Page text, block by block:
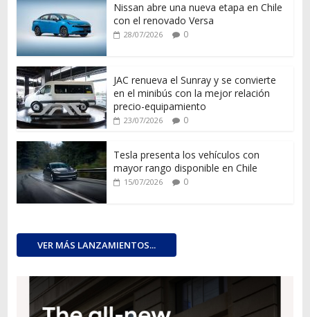
Nissan abre una nueva etapa en Chile
con el renovado Versa
28/07/2026 0
JAC renueva el Sunray y se convierte
en el minibús con la mejor relación
precio-equipamiento
23/07/2026 0
Tesla presenta los vehículos con
mayor rango disponible en Chile
15/07/2026 0
VER MÁS LANZAMIENTOS...